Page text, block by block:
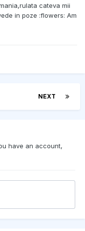
cateva mii
in poze :flowers: Am
NEXT
have an account,